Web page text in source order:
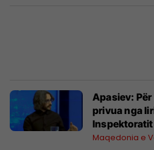
Apasiev:
privua nga
Inspektoratit
drejtori
Maqedonia e